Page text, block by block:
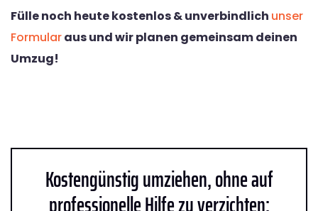
Fülle noch heute kostenlos & unverbindlich unser
Formularaus und wir planen gemeinsam deinen
Umzug!
Kostengünstig umziehen, ohne auf